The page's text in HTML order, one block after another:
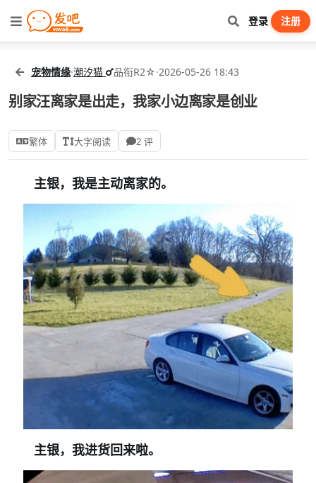
登录 注册
宠物情缘·潮汐猫 品衔R2☆·2026-05-26 18:43
别家汪离家是出走，我家小边离家是创业
繁体 大字阅读 2 评
主银，我是主动离家的。
主银，我进货回来啦。